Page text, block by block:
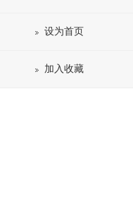
设为首页
加入收藏